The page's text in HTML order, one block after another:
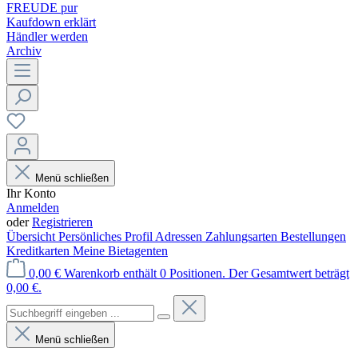
FREUDE pur
Kaufdown erklärt
Händler werden
Archiv
Menü schließen
Ihr Konto
Anmelden
oderRegistrieren
Übersicht Persönliches Profil Adressen Zahlungsarten Bestellungen
Kreditkarten Meine Bietagenten
0,00 € Warenkorb enthält 0 Positionen. Der Gesamtwert beträgt
0,00 €.
Menü schließen